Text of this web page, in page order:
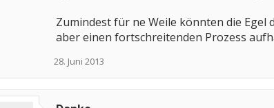
Zumindest für ne Weile könnten die Egel
aber einen fortschreitenden Prozess
28. Juni 2013